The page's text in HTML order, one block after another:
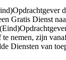
Gratis Dienst
nemen, zijn
Diensten van